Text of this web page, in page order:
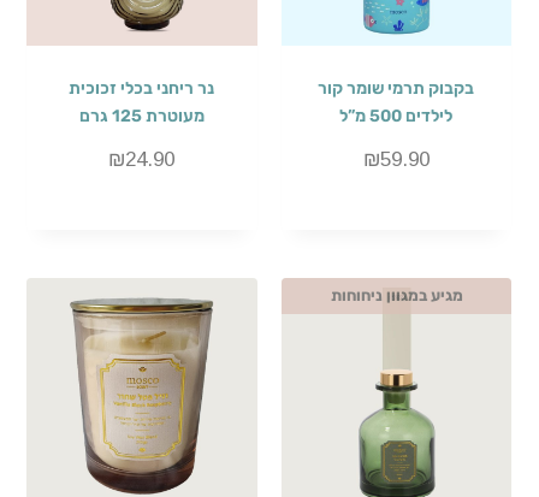
בקבוק תרמי שומר קור
לילדים 500 מ”ל
₪59.90
נר ריחני בכלי זכוכית
מעוטרת 125 גרם
₪24.90
מגיע במגוון ניחוחות